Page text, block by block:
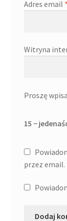
Adres email *
Witryna
Proszę
15 −
przez email.